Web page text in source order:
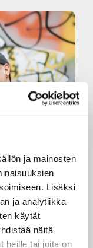
ja mainosten
Lisäksi
ja analytiikka-
käytät
näitä
heille tai joita on
koostuu